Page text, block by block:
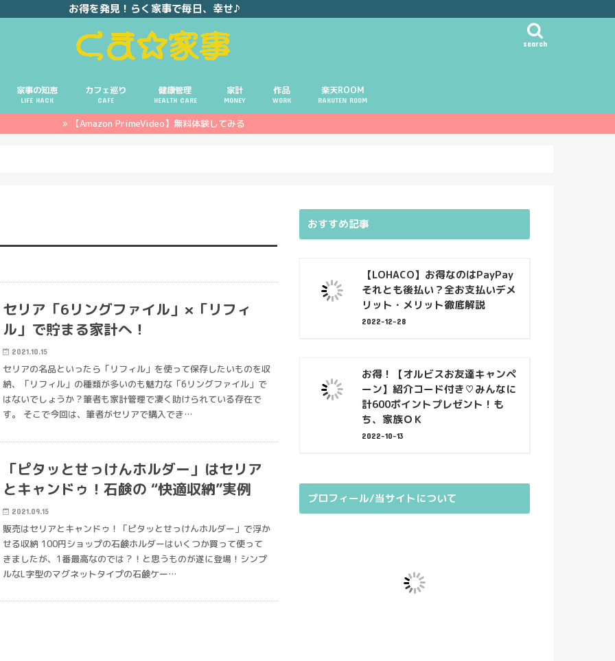
お得を発見！らく家事で毎日、幸せ♪
search
家事の知恵
LIFE HACK
カフェ巡り
CAFE
健康管理
HEALTH CARE
家計
MONEY
ポイ活
投資
副業
作品
WORK
楽天ROOM
RAKUTEN ROOM
【Amazon PrimeVideo】無料体験してみる
セリア「6リングファイル」×「リフィ
ル」で貯まる家計へ！
2021.10.15
セリアの名品といったら「リフィル」を使って保存したいものを収
納、「リフィル」の種類が多いのも魅力な「6リングファイル」で
はないでしょうか？筆者も家計管理で凄く助けられている存在で
す。 そこで今回は、筆者がセリアで購入でき…
「ピタッとせっけんホルダー」はセリア
とキャンドゥ！石鹸の “快適収納”実例
2021.09.15
販売はセリアとキャンドゥ！「ピタッとせっけんホルダー」で浮か
せる収納 100円ショップの石鹸ホルダーはいくつか買って使って
きましたが、1番最高なのでは？！と思うものが遂に登場！シンプ
ルなL字型のマグネットタイプの石鹸ケー…
おすすめ記事
【LOHACO】お得なのはPayPay
それとも後払い？全お支払いデメ
リット・メリット徹底解説
2022-12-28
お得！【オルビスお友達キャンペ
ーン】紹介コード付き♡みんなに
計600ポイントプレゼント！も
ち、家族ＯＫ
2022-10-13
プロフィール/当サイトについて